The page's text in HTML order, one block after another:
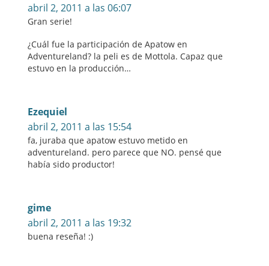
abril 2, 2011 a las 06:07
Gran serie!
¿Cuál fue la participación de Apatow en
Adventureland? la peli es de Mottola. Capaz que
estuvo en la producción…
Ezequiel
abril 2, 2011 a las 15:54
fa, juraba que apatow estuvo metido en
adventureland. pero parece que NO. pensé que
había sido productor!
gime
abril 2, 2011 a las 19:32
buena reseña! :)